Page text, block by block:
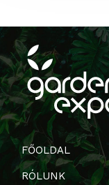
FŐOLDAL
RÓLUNK